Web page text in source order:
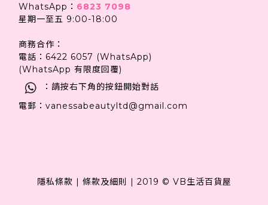
WhatsApp： 6823 7098
星期一至五 9:00-18:00
商務合作：
電話：6422 6057 (WhatsApp)
(WhatsApp 有限度回覆)
：請按右下角的按鈕開始對話
電郵：vanessabeautyltd@gmail.com
隱私條款 | 條款及細則 | 2019 © VB生活百貨屋